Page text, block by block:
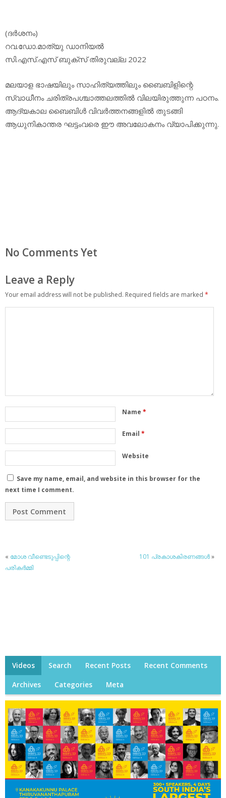
(ദര്‍ശനം)
റവ.ഡോ.മാത്യു ഡാനിയല്‍
സി.എസ്.എസ് ബുക്‌സ് തിരുവല്ല 2022
മലയാള ഭാഷയിലും സാഹിത്യത്തിലും ബൈബിളിന്റെ
സ്വാധീനം ചരിത്രപശ്ചാത്തലത്തില്‍ വിലയിരുത്തുന്ന പഠനം.
ആദ്യകാല ബൈബിള്‍ വിവര്‍ത്തനങ്ങളില്‍ തുടങ്ങി
ആധുനികാന്തര ഘട്ടംവരെ ഈ അവലോകനം വ്യാപിക്കുന്നു.
No Comments Yet
Leave a Reply
Your email address will not be published. Required fields are marked *
Name *
Email *
Website
Save my name, email, and website in this browser for the
next time I comment.
« മോശ വീണ്ടെടുപ്പിന്റെ
പരികര്‍മ്മി
101 പ്രകാശകിരണങ്ങള്‍»
Videos Search Recent Posts Recent Comments
Archives Categories Meta